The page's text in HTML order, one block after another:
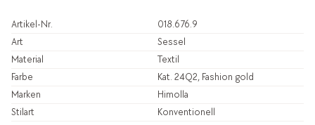
Artikel-Nr.
018.676.9
Art
Sessel
Material
Textil
Farbe
Kat. 24Q2, Fashion gold
Marken
Himolla
Stilart
Konventionell